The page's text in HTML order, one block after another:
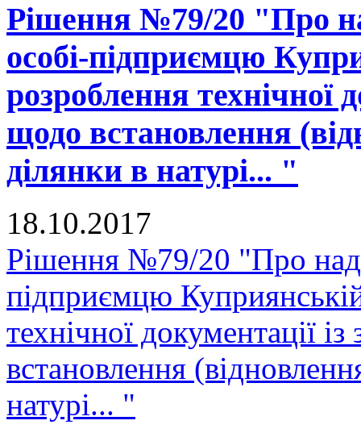
Рішення №79/20 "Про
особі-підприємцю
розроблення технічної
щодо встановлення
ділянки в натурі... "
18.10.2017
Рішення №79/20 "Про
підприємцю
технічної документації
встановлення
натурі... "